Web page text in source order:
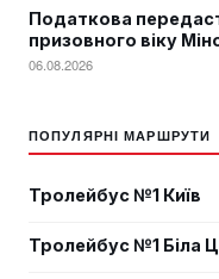
Податкова
призовного віку
06.08.2026
ПОПУЛЯРНІ МАРШРУТИ
Тролейбус №1 Київ
Тролейбус №1 Біла